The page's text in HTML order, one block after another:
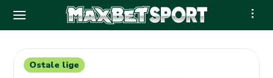
contentOstale lige